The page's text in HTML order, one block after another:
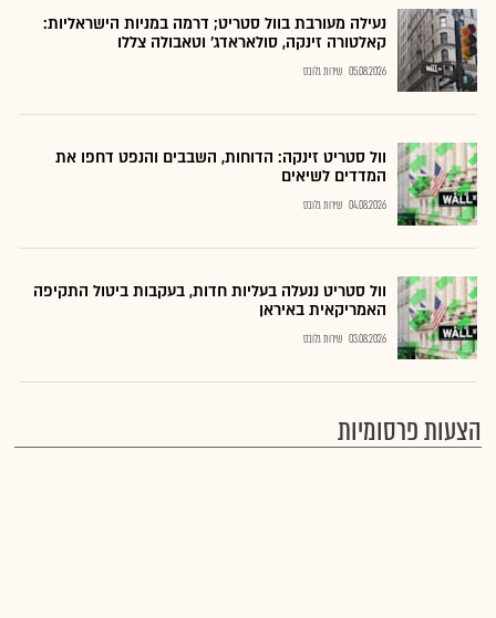
נעילה מעורבת בוול סטריט; דרמה במניות הישראליות:
קאלטורה זינקה, סולאראדג' וטאבולה צללו
05.08.2026 שירות גלובס
וול סטריט זינקה: הדוחות, השבבים והנפט דחפו את
המדדים לשיאים
04.08.2026 שירות גלובס
וול סטריט ננעלה בעליות חדות, בעקבות ביטול התקיפה
האמריקאית באיראן
03.08.2026 שירות גלובס
הצעות פרסומיות